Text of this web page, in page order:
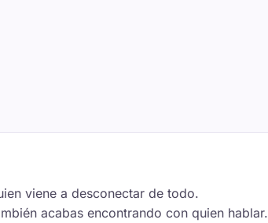
viene a desconectar de todo.
acabas encontrando con quien hablar.